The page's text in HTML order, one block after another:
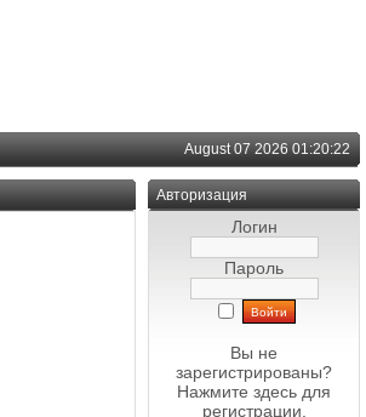
August 07 2026 01:20:22
Авторизация
Логин
Пароль
Вы не
зарегистрированы?
Нажмите здесь для
регистрации.